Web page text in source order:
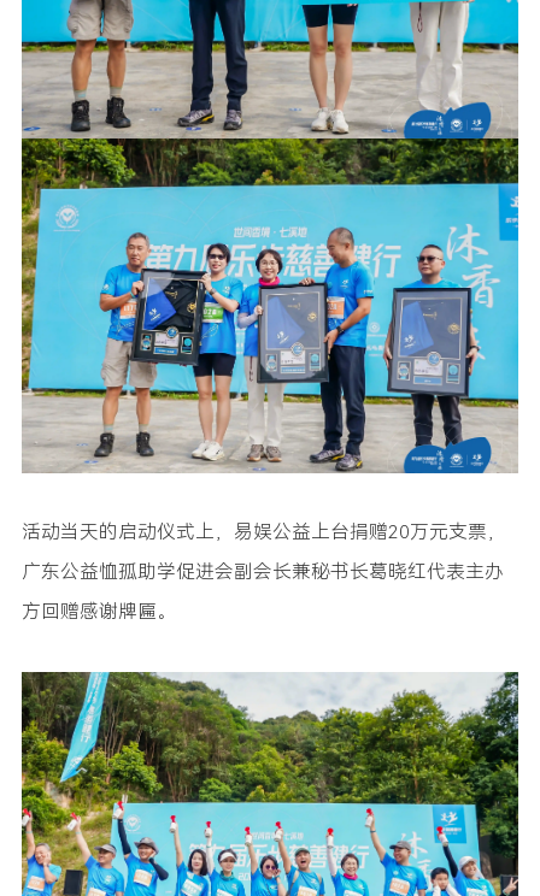
活动当天的启动仪式上，易娱公益上台捐赠20万元支票，
广东公益恤孤助学促进会副会长兼秘书长葛晓红代表主办
方回赠感谢牌匾。